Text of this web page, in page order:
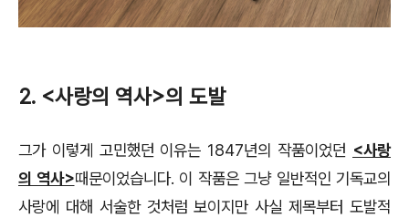
2. <사랑의 역사>의 도발
그가 이렇게 고민했던 이유는 1847년의 작품이었던 <사랑
의 역사>때문이었습니다. 이 작품은 그냥 일반적인 기독교의
사랑에 대해 서술한 것처럼 보이지만 사실 제목부터 도발적